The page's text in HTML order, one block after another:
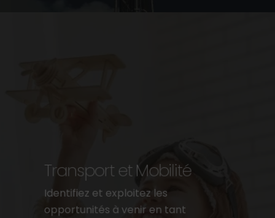
Transport et Mobilité
Identifiez et exploitez les
opportunités à venir en tant